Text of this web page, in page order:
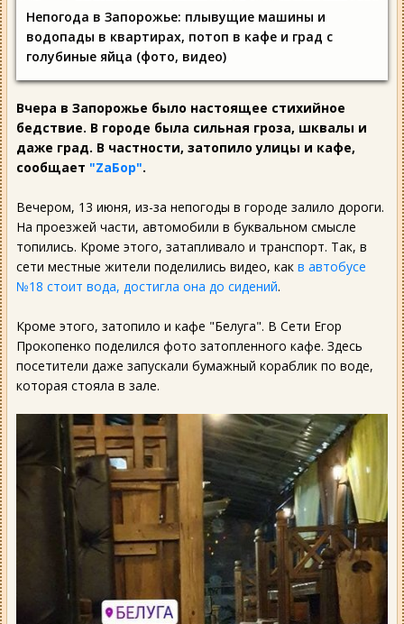
Непогода в Запорожье: плывущие машины и
водопады в квартирах, потоп в кафе и град с
голубиные яйца (фото, видео)
Вчера в Запорожье было настоящее стихийное
бедствие. В городе была сильная гроза, шквалы и
даже град. В частности, затопило улицы и кафе,
сообщает "ZаБор".
Вечером, 13 июня, из-за непогоды в городе залило дороги.
На проезжей части, автомобили в буквальном смысле
топились. Кроме этого, затапливало и транспорт. Так, в
сети местные жители поделились видео, как в автобусе
№18 стоит вода, достигла она до сидений.
Кроме этого, затопило и кафе "Белуга". В Сети Егор
Прокопенко поделился фото затопленного кафе. Здесь
посетители даже запускали бумажный кораблик по воде,
которая стояла в зале.